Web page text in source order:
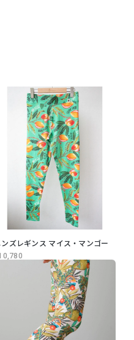
ンズレギンス マイス・マンゴー